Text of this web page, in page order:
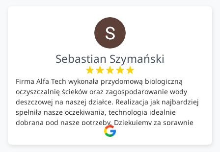
Sebastian Szymański
Firma Alfa Tech wykonała przydomową biologiczną
oczyszczalnię ścieków oraz zagospodarowanie wody
deszczowej na naszej działce. Realizacja jak najbardziej
spełniła nasze oczekiwania, technologia idealnie
dobrana pod nasze potrzeby. Dziękujemy za sprawnie
wykonany montaż w świetnej atmosferze! Polecam!